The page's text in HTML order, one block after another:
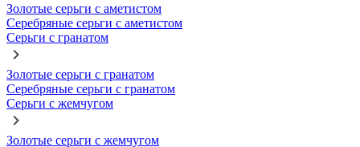
Золотые серьги с аметистом
Серебряные серьги с аметистом
Серьги с гранатом
Золотые серьги с гранатом
Серебряные серьги с гранатом
Серьги с жемчугом
Золотые серьги с жемчугом